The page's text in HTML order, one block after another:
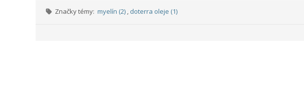
Značky témy:myelín (2) , doterra oleje (1)